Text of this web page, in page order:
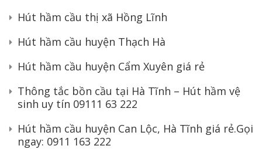
Hút hầm cầu thị xã Hồng Lĩnh
Hút hầm cầu huyện Thạch Hà
Hút hầm cầu huyện Cẩm Xuyên giá rẻ
Thông tắc bồn cầu tại Hà Tĩnh – Hút hầm vệ
sinh uy tín 09111 63 222
Hút hầm cầu huyện Can Lộc, Hà Tĩnh giá rẻ.Gọi
ngay: 0911 163 222